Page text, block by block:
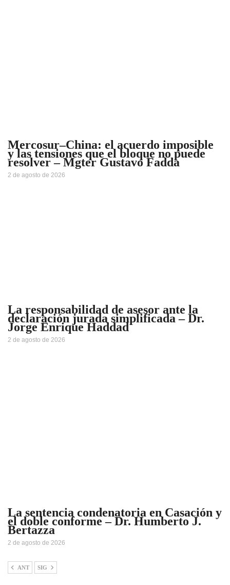
Mercosur–China: el acuerdo imposible
y las tensiones que el bloque no puede
resolver – Mgter Gustavo Fadda
2 de agosto de 2026
La responsabilidad de asesor ante la
declaración jurada simplificada – Dr.
Jorge Enrique Haddad
2 de agosto de 2026
La sentencia condenatoria en Casación y
el doble conforme – Dr. Humberto J.
Bertazza
2 de agosto de 2026
ANT SIG